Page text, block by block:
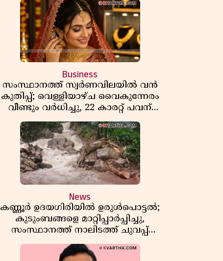
Business
സംസ്ഥാനത്ത് സ്വർണവിലയിൽ വൻ
കുതിപ്പ്; വെള്ളിയാഴ്ച വൈകുന്നേരം
വീണ്ടും വർധിച്ചു, 22 കാരറ്റ് പവന്
1,10,920 രൂപയായി
News
കണ്ണൂർ ഉദയഗിരിയിൽ ഉരുൾപൊട്ടൽ;
കുടുംബങ്ങളെ മാറ്റിപ്പാർപ്പിച്ചു,
സംസ്ഥാനത്ത് നാലിടത്ത് ചുവപ്പ്
ജാഗ്രത